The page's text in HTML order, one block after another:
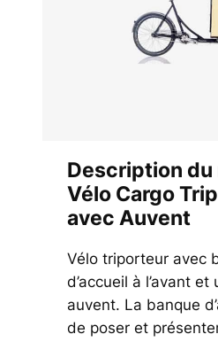
Description du
Vélo Cargo
avec Auvent
Vélo triporteur avec
d’accueil à l’avant et
auvent. La banque
de poser et